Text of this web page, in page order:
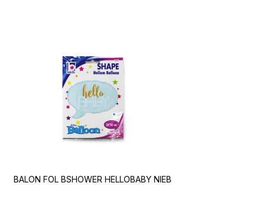
BALON FOL BSHOWER HELLOBABY NIEB